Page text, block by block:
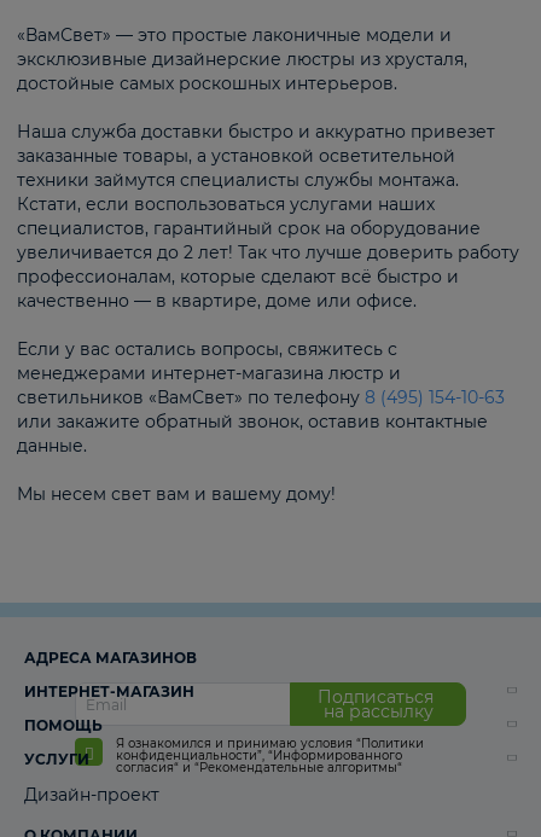
«ВамСвет» — это простые лаконичные модели и
эксклюзивные дизайнерские люстры из хрусталя,
достойные самых роскошных интерьеров.
Наша служба доставки быстро и аккуратно привезет
заказанные товары, а установкой осветительной
техники займутся специалисты службы монтажа.
Кстати, если воспользоваться услугами наших
специалистов, гарантийный срок на оборудование
увеличивается до 2 лет! Так что лучше доверить работу
профессионалам, которые сделают всё быстро и
качественно — в квартире, доме или офисе.
Если у вас остались вопросы, свяжитесь с
менеджерами интернет-магазина люстр и
светильников «ВамСвет» по телефону 8 (495) 154-10-63
или закажите обратный звонок, оставив контактные
данные.
Мы несем свет вам и вашему дому!
Подписаться
на рассылку
Я ознакомился и принимаю условия “Политики
конфиденциальности”, “Информированного
согласия“ и “Рекомендательные алгоритмы“
АДРЕСА МАГАЗИНОВ
ИНТЕРНЕТ-МАГАЗИН
ПОМОЩЬ
УСЛУГИ
Дизайн-проект